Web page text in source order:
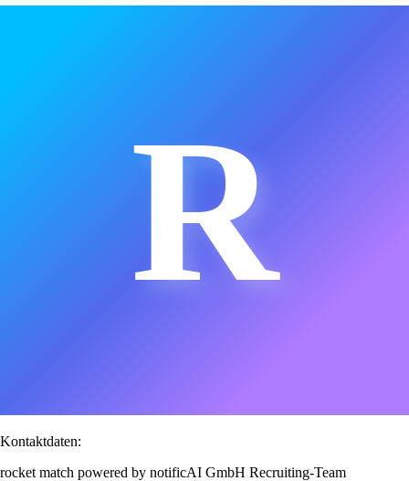
R
Kontaktdaten:
rocket match powered by notificAI GmbH Recruiting-Team